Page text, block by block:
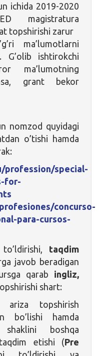
ichida 2019-2020
magistratura
topshirishi zarur
ma’lumotlarni
ishtirokchi
ma’lumotning
grant bekor
nomzod quyidagi
o’tishi hamda
profession/special-
for-
concurso-
para-cursos-
to’ldirishi, taqdim
javob beradigan
qarab ingliz,
shart:
ariza topshirish
bo’lishi hamda
boshqa
etishi (Pre